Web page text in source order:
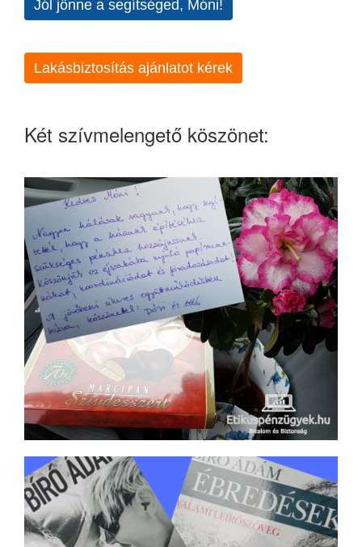
Jól jönne a segítséged, Móni!
Lakásbiztosítás ajánlatot kérek
Két szívmelengető köszönet: